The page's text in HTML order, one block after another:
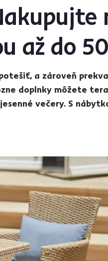
až do
a zároveň
doplnky môžete
večery. S